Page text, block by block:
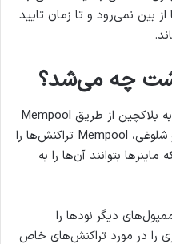
بین نمی‌رود و تا زمان تایید
چه می‌شد؟
هر تراکنش باید قبل از اضافه شدن به بلاکچین از طریق Mempool
انجام شود. در زمان‌های پر ترافیک و شلوغی، Mempool تراکنش‌ها را
بتوانند آن‌ها را به
دیگر نودها را
را در مورد تراکنش‌های خاص